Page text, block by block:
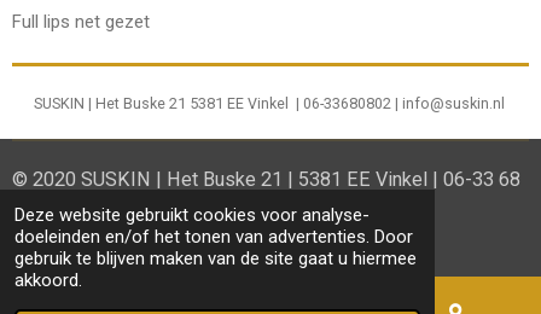
Deze website gebruikt cookies voor analyse-
doeleinden en/of het tonen van advertenties. Door
gebruik te blijven maken van de site gaat u hiermee
akkoord.
Full lips net gezet
SUSKIN | Het Buske 21 5381 EE Vinkel | 06-33680802 | info@suskin.nl
© 2020 SUSKIN | Het Buske 21 | 5381 EE Vinkel | 06-33 68
08 02
Powered by JouwWeb